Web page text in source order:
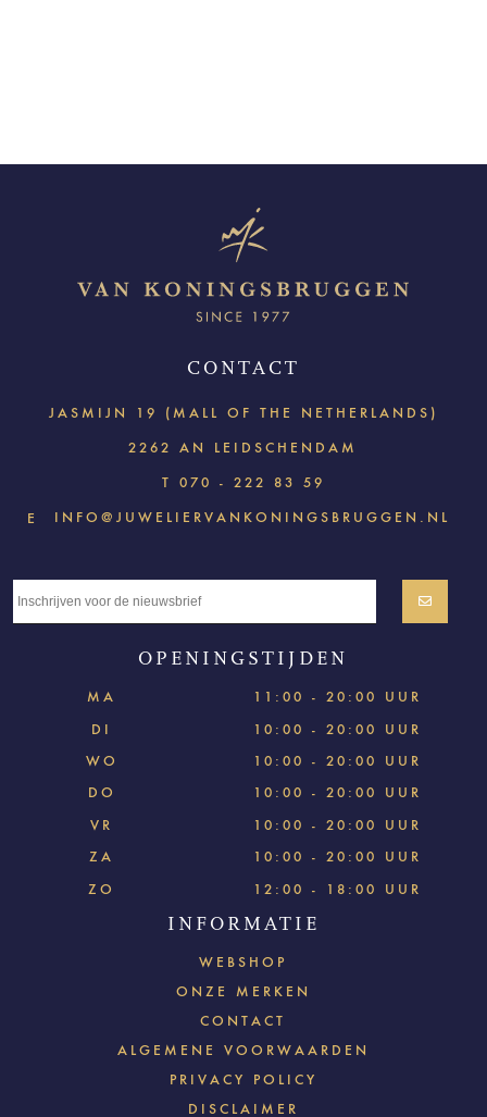
CONTACT
JASMIJN 19 (MALL OF THE NETHERLANDS)
2262 AN LEIDSCHENDAM
T 070 - 222 83 59
E INFO@JUWELIERVANKONINGSBRUGGEN.NL
OPENINGSTIJDEN
MA
11:00 - 20:00 UUR
DI
10:00 - 20:00 UUR
WO
10:00 - 20:00 UUR
DO
10:00 - 20:00 UUR
VR
10:00 - 20:00 UUR
ZA
10:00 - 20:00 UUR
ZO
12:00 - 18:00 UUR
INFORMATIE
WEBSHOP
ONZE MERKEN
CONTACT
ALGEMENE VOORWAARDEN
PRIVACY POLICY
DISCLAIMER